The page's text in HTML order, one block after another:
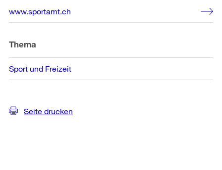
Weitere
Informationen
www.sportamt.ch
Thema
Sport und Freizeit
Seite drucken